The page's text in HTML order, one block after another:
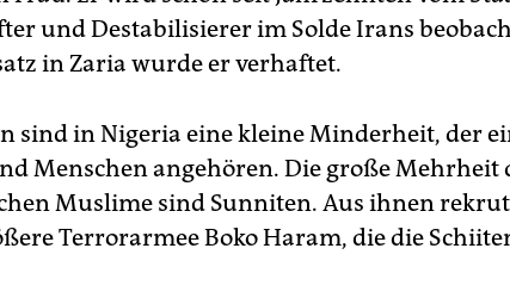
und Destabilisierer im Solde Irans
in Zaria wurde er verhaftet.
sind in Nigeria eine kleine Minderheit, der
Menschen angehören. Die große Mehrheit
Muslime sind Sunniten. Aus ihnen
Terrorarmee Boko Haram, die die